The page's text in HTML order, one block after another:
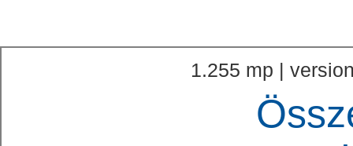
1.255 mp |